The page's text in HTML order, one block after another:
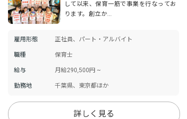
して以来、保育一筋で事業を行なってお
ります。創立か…
雇用形態 正社員、パート・アルバイト
職種 保育士
給与 月給290,500円 ~
勤務地 千葉県、東京都ほか
詳しく見る